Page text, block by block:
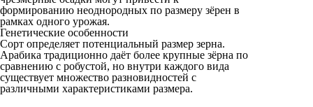
формированию неоднородных по размеру зёрен в
рамках одного урожая.
Генетические особенности
Сорт определяет потенциальный размер зерна.
Арабика традиционно даёт более крупные зёрна по
сравнению с робустой, но внутри каждого вида
существует множество разновидностей с
различными характеристиками размера.